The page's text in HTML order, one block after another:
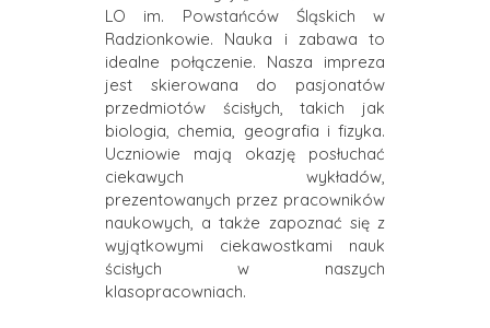
LO im. Powstańców Śląskich w
Radzionkowie. Nauka i zabawa to
idealne połączenie. Nasza impreza
jest skierowana do pasjonatów
przedmiotów ścisłych, takich jak
biologia, chemia, geografia i fizyka.
Uczniowie mają okazję posłuchać
ciekawych wykładów,
prezentowanych przez pracowników
naukowych, a także zapoznać się z
wyjątkowymi ciekawostkami nauk
ścisłych w naszych
klasopracowniach.